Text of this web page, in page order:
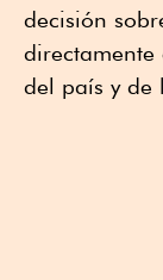
decisión
del país y de